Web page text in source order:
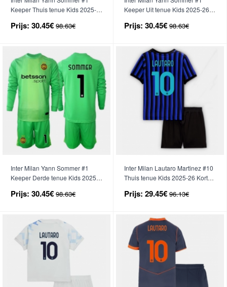
Keeper Thuis tenue Kids 2025-
Prijs: 30.45€ 98.63€
Keeper Uit tenue Kids 2025-26
Prijs: 30.45€ 98.63€
Inter Milan Yann Sommer #1
Keeper Derde tenue Kids 2025-
Prijs: 30.45€ 98.63€
Inter Milan Lautaro Martinez #10
Thuis tenue Kids 2025-26 Korte
Prijs: 29.45€ 96.13€